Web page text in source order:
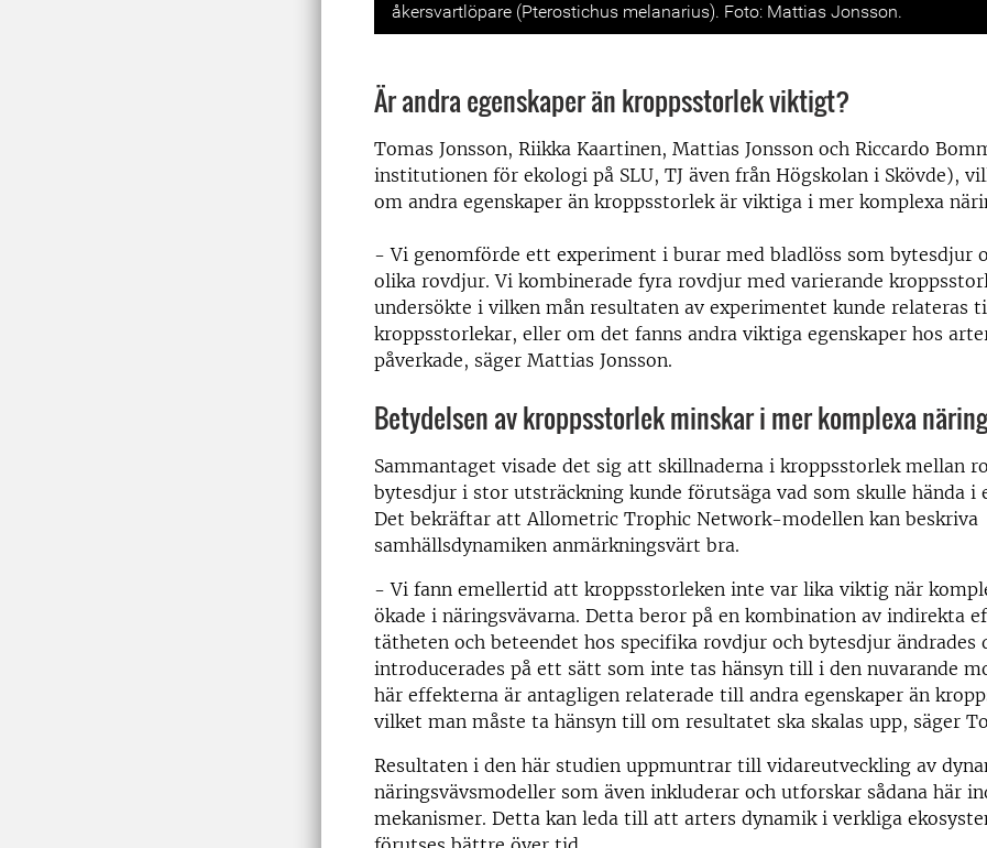
åkersvartlöpare (Pterostichus melanarius). Foto: Mattias Jonsson.
Är andra egenskaper än kroppsstorlek viktigt?
Tomas Jonsson, Riikka Kaartinen, Mattias Jonsson och Riccardo
institutionen för ekologi på SLU, TJ även från Högskolan i Skövde),
om andra egenskaper än kroppsstorlek är viktiga i mer komplexa
- Vi genomförde ett experiment i burar med bladlöss som bytesdjur
olika rovdjur. Vi kombinerade fyra rovdjur med varierande
undersökte i vilken mån resultaten av experimentet kunde relateras
kroppsstorlekar, eller om det fanns andra viktiga egenskaper hos
påverkade, säger Mattias Jonsson.
Betydelsen av kroppsstorlek minskar i mer komplexa
Sammantaget visade det sig att skillnaderna i kroppsstorlek mellan
bytesdjur i stor utsträckning kunde förutsäga vad som skulle hända i
Det bekräftar att Allometric Trophic Network-modellen kan beskriva
samhällsdynamiken anmärkningsvärt bra.
- Vi fann emellertid att kroppsstorleken inte var lika viktig när
ökade i näringsvävarna. Detta beror på en kombination av indirekta
tätheten och beteendet hos specifika rovdjur och bytesdjur ändrades
introducerades på ett sätt som inte tas hänsyn till i den nuvarande
här effekterna är antagligen relaterade till andra egenskaper än
vilket man måste ta hänsyn till om resultatet ska skalas upp, säger
Resultaten i den här studien uppmuntrar till vidareutveckling av
näringsvävsmodeller som även inkluderar och utforskar sådana här
mekanismer. Detta kan leda till att arters dynamik i verkliga